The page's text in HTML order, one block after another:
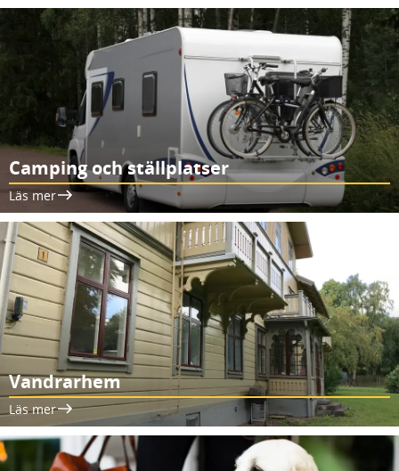
Camping och ställplatser
Läs mer
Vandrarhem
Läs mer